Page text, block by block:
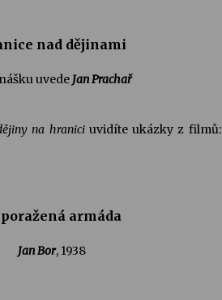
nad dějinami
uvede Jan Prachař
na hraniciuvidíte ukázky z filmů:
armáda
Jan Bor, 1938